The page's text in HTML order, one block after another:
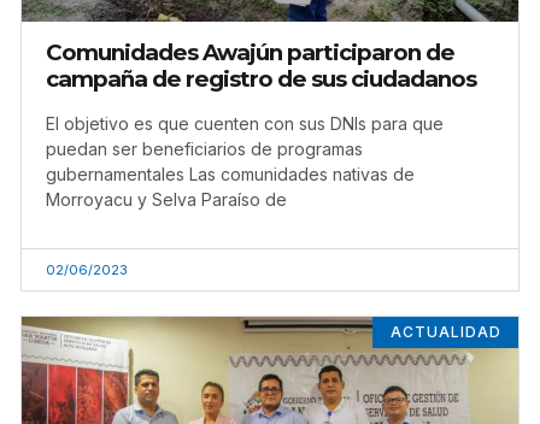
Comunidades Awajún participaron de
campaña de registro de sus ciudadanos
El objetivo es que cuenten con sus DNIs para que
puedan ser beneficiarios de programas
gubernamentales Las comunidades nativas de
Morroyacu y Selva Paraíso de
02/06/2023
ACTUALIDAD